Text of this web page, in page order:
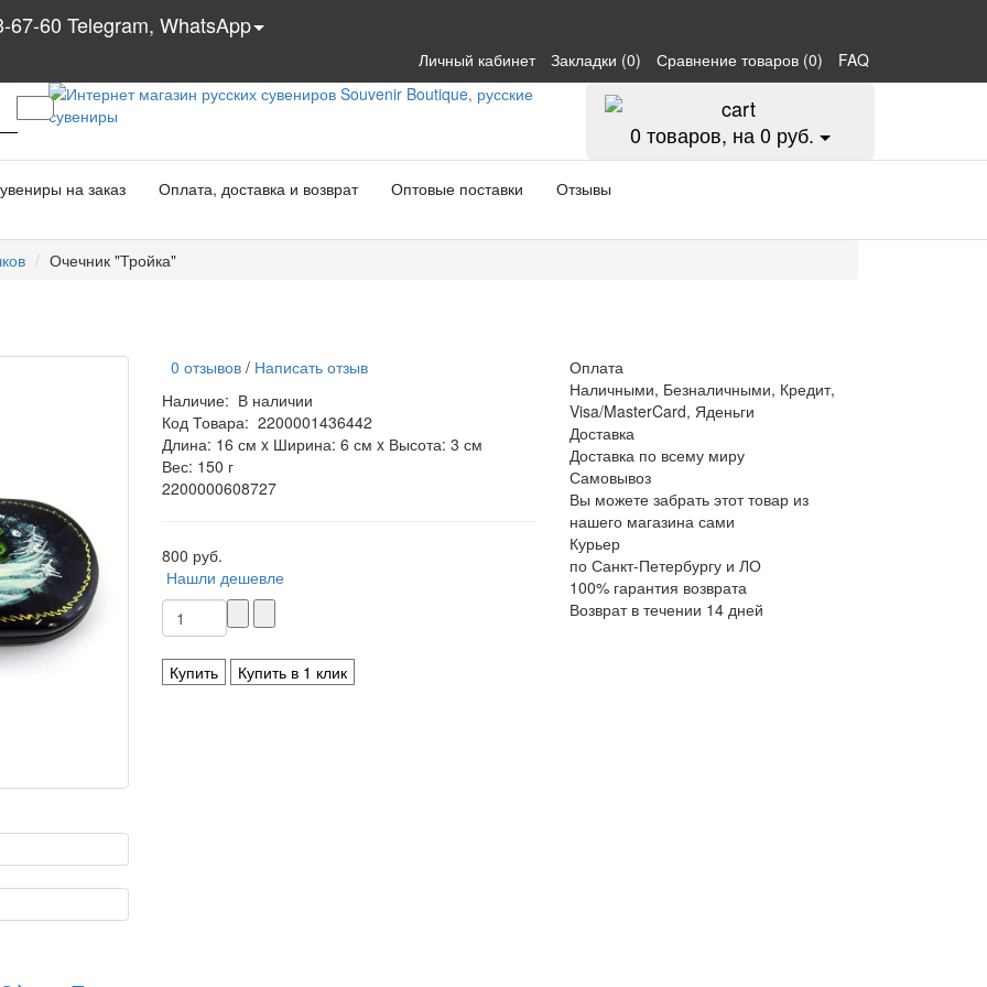
67-60 Telegram, WhatsApp
Личный кабинет Закладки (0) Сравнение товаров (0) FAQ
0товаров, на 0 руб.
на заказ Оплата, доставка и возврат Оптовые поставки Отзывы
Очечник "Тройка"
0 отзывов / Написать отзыв
Наличие: В наличии
Код Товара: 2200001436442
Длина: 16 см x Ширина: 6 см x Высота: 3 см
Вес: 150 г
2200000608727
800 руб.
Нашли дешевле
Купить Купить в 1 клик
Оплата
Наличными, Безналичными, Кредит,
Visa/MasterCard, Яденьги
Доставка
Доставка по всему миру
Самовывоз
Вы можете забрать этот товар из
нашего магазина сами
Курьер
по Санкт-Петербургу и ЛО
100% гарантия возврата
Возврат в течении 14 дней